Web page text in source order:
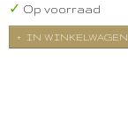
✓ Op voorraad
IN WINKELWAGEN